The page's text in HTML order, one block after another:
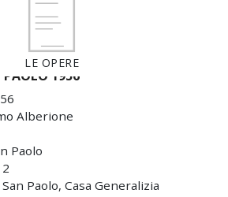
LE OPERE
PAOLO 1956
Alberione
Paolo
Paolo, Casa Generalizia